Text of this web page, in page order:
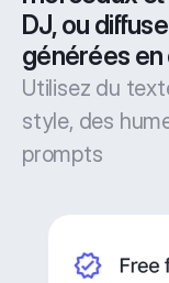
DJ, ou
générées
Utilisez du
style, des
prompts